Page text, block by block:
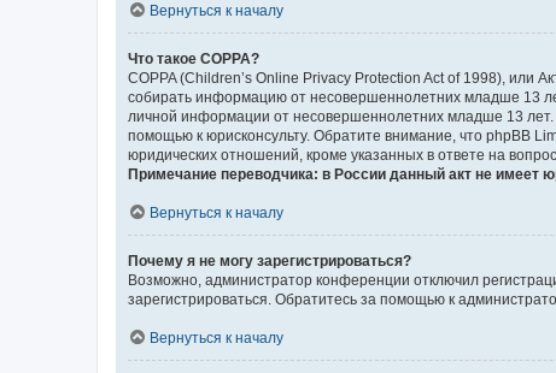
Вернуться к началу
Что такое COPPA?
COPPA (Children’s Online Privacy Protection Act of 1998), или
собирать информацию от несовершеннолетних младше 13
личной информации от несовершеннолетних младше 13
помощью к юрисконсульту. Обратите внимание, что phpBB
юридических отношений, кроме указанных в ответе на
Примечание переводчика: в России данный акт не имеет
Вернуться к началу
Почему я не могу зарегистрироваться?
Возможно, администратор конференции отключил
зарегистрироваться. Обратитесь за помощью к
Вернуться к началу